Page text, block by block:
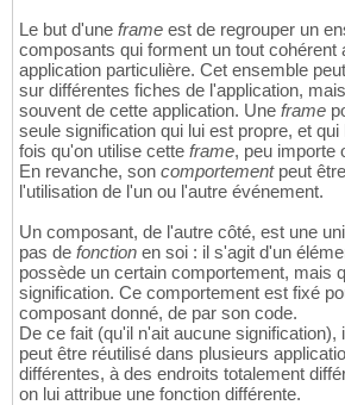
Le but d'une frame est de regrouper un
composants qui forment un tout cohérent
application particulière. Cet ensemble
sur différentes fiches de l'application,
souvent de cette application. Une frame
seule signification qui lui est propre, et
fois qu'on utilise cette frame, peu importe
En revanche, son comportementpeut
l'utilisation de l'un ou l'autre événement.
Un composant, de l'autre côté, est une
pas de fonction en soi : il s'agit d'un
possède un certain comportement, mais
signification. Ce comportement est fixé
composant donné, de par son code.
De ce fait (qu'il n'ait aucune signification),
peut être réutilisé dans plusieurs
différentes, à des endroits totalement
on lui attribue une fonction différente.